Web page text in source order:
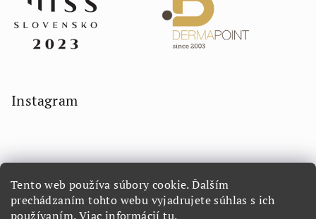
Tento web používa súbory cookie. Ďalším
prechádzaním tohto webu vyjadrujete súhlas s ich
používaním. Viac informáciítu.
Instagram